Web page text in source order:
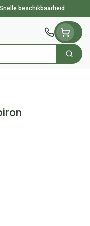
Snelle beschikbaarheid
Zoek